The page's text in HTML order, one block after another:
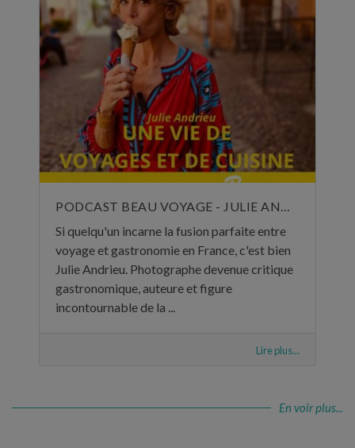
PODCAST BEAU VOYAGE - JULIE ANDRIEU, UNE VIE DE VOYAGES ET DE CUISINE - 5 NOVEMBRE 2024
Si quelqu'un incarne la fusion parfaite entre
voyage et gastronomie en France, c'est bien
Julie Andrieu. Photographe devenue critique
gastronomique, auteure et figure
incontournable de la ...
Lire plus...
En voir plus...